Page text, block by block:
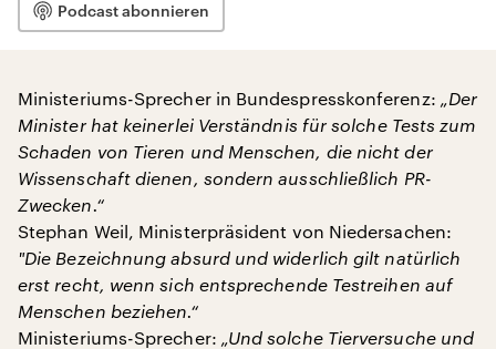
Podcast abonnieren
Ministeriums-Sprecher in Bundespresskonferenz: „Der
Minister hat keinerlei Verständnis für solche Tests zum
Schaden von Tieren und Menschen, die nicht der
Wissenschaft dienen, sondern ausschließlich PR-
Zwecken.“
Stephan Weil, Ministerpräsident von Niedersachen:
"Die Bezeichnung absurd und widerlich gilt natürlich
erst recht, wenn sich entsprechende Testreihen auf
Menschen beziehen.“
Ministeriums-Sprecher: „Und solche Tierversuche und